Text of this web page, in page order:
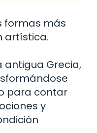
formas más
artística.
antigua Grecia,
para contar
y